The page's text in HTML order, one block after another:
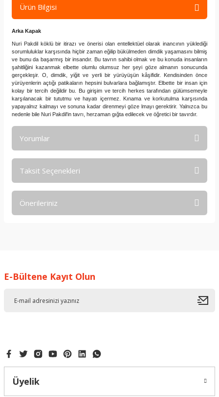
Ürün Bilgisi
Arka Kapak
Nuri Pakdil köklü bir itirazı ve önerisi olan entellektüel olarak inancının yüklediği
sorumluluklar karşısında hiçbir zaman eğilip bükülmeden dimdik yaşamasını bilmiş
ve bunu da başarmış bir insandır. Bu tavrın sahibi olmak ve bu konuda insanların
şahitliğini kazanmak elbette olumlu olumsuz her şeyi göze almanın sonucunda
gerçekleşir. O, dimdik, yiğit ve yerli bir yürüyüşün kâşifidir. Kendisinden önce
yürüyenlerin açtığı patikaların hepsini bulvarlara bağlamıştır. Elbette bir insan için
kolay bir tercih değildir bu. Bu girişim ve tercih herkes tarafından gülümsemeyle
karşılanacak bir tututmu ve hayatı içermez. Kınama ve korkutulma karşısında
yapayalnız kalmayı ve sonuna kadar direnmeyi göze lmayı gerektirir. Yalnızca bu
nedenle bile Nuri Pakdil'in tavrı, herzaman gığta edilecek ve öğretici bir tavırdır.
Yorumlar
Taksit Seçenekleri
Önerileriniz
Ürün resmi kalitesiz, bozuk veya görüntülenemiyor.
E-Bültene Kayıt Olun
Üyelik